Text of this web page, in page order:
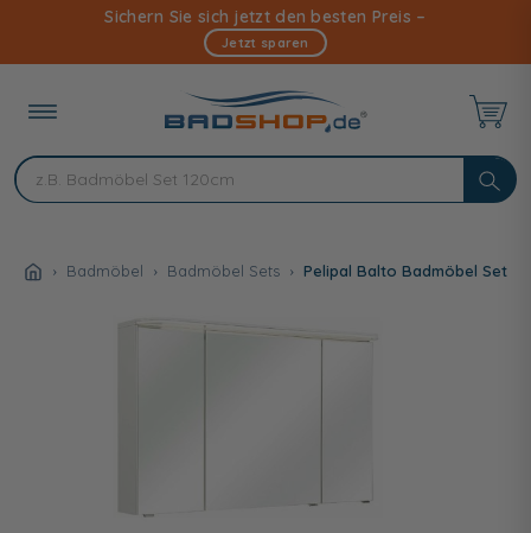
Inhalt
Sichern Sie sich jetzt den besten Preis –
Jetzt sparen
Badmöbel Badmöbel Sets Pelipal Balto Badmöbel Set